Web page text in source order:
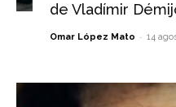
de Vladímir
Omar López Mato - 14